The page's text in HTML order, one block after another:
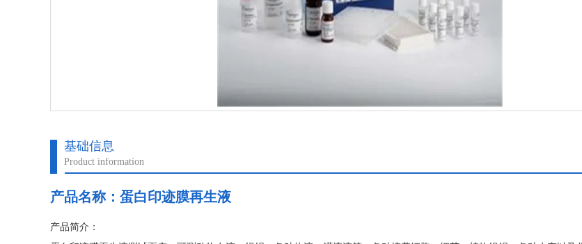
基础信息
Product information
产品名称： 蛋白印迹膜再生液
产品简介：